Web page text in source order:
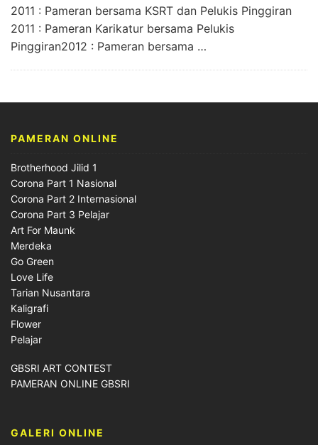
2011 : Pameran bersama KSRT dan Pelukis Pinggiran
2011 : Pameran Karikatur bersama Pelukis
Pinggiran2012 : Pameran bersama …
PAMERAN ONLINE
Brotherhood Jilid 1
Corona Part 1 Nasional
Corona Part 2 Internasional
Corona Part 3 Pelajar
Art For Maunk
Merdeka
Go Green
Love Life
Tarian Nusantara
Kaligrafi
Flower
Pelajar
GBSRI ART CONTEST
PAMERAN ONLINE GBSRI
GALERI ONLINE